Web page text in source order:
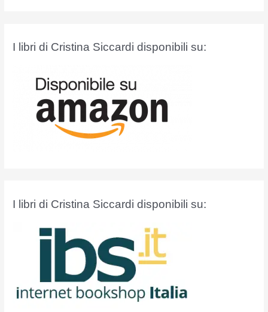
I libri di Cristina Siccardi disponibili su:
I libri di Cristina Siccardi disponibili su: